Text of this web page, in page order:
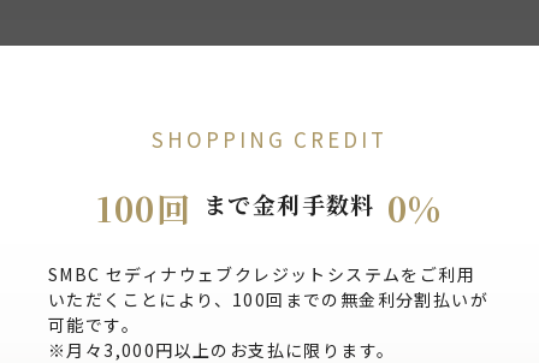
SHOPPING CREDIT
100回 まで金利手数料 0%
SMBC セディナウェブクレジットシステムをご利用
いただくことにより、100回までの無金利分割払いが
可能です。
※月々3,000円以上のお支払に限ります。